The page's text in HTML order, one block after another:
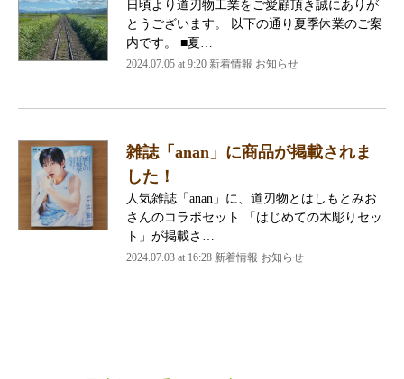
日頃より道刃物工業をご愛顧頂き誠にありが
とうございます。 以下の通り夏季休業のご案
内です。 ■夏…
2024.07.05 at 9:20 新着情報 お知らせ
雑誌「anan」に商品が掲載されま
した！
人気雑誌「anan」に、道刃物とはしもとみお
さんのコラボセット 「はじめての木彫りセッ
ト」が掲載さ…
2024.07.03 at 16:28 新着情報 お知らせ